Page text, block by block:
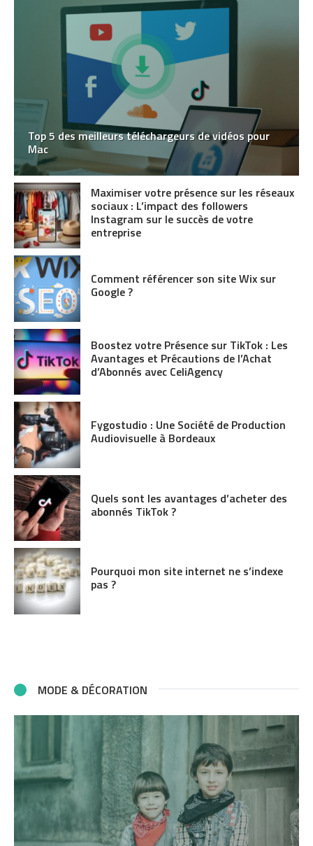
Top 5 des meilleurs téléchargeurs de vidéos pour
Mac
Maximiser votre présence sur les réseaux
sociaux : L’impact des followers
Instagram sur le succès de votre
entreprise
Comment référencer son site Wix sur
Google ?
Boostez votre Présence sur TikTok : Les
Avantages et Précautions de l’Achat
d’Abonnés avec CeliAgency
Fygostudio : Une Société de Production
Audiovisuelle à Bordeaux
Quels sont les avantages d’acheter des
abonnés TikTok ?
Pourquoi mon site internet ne s’indexe
pas ?
MODE & DÉCORATION